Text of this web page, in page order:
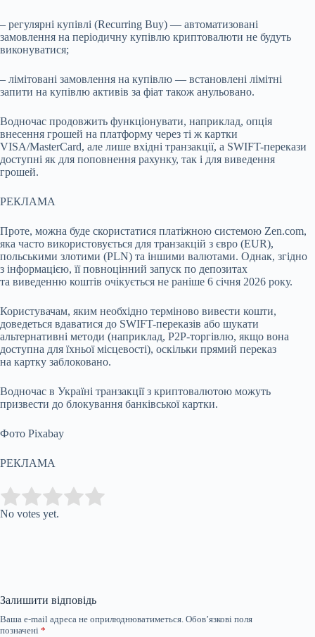
– регулярні купівлі (Recurring Buy) — автоматизовані
замовлення на періодичну купівлю криптовалюти не будуть
виконуватися;
– лімітовані замовлення на купівлю — встановлені лімітні
запити на купівлю активів за фіат також анульовано.
Водночас продовжить функціонувати, наприклад, опція
внесення грошей на платформу через ті ж картки
VISA/MasterCard, але лише вхідні транзакції, а SWIFT-перекази
доступні як для поповнення рахунку, так і для виведення
грошей.
РЕКЛАМА
Проте, можна буде скористатися платіжною системою Zen.com,
яка часто використовується для транзакцій з євро (EUR),
польськими злотими (PLN) та іншими валютами. Однак, згідно
з інформацією, її повноцінний запуск по депозитах
та виведенню коштів очікується не раніше 6 січня 2026 року.
Користувачам, яким необхідно терміново вивести кошти,
доведеться вдаватися до SWIFT-переказів або шукати
альтернативні методи (наприклад, P2P-торгівлю, якщо вона
доступна для їхньої місцевості), оскільки прямий переказ
на картку заблоковано.
Водночас в Україні транзакції з криптовалютою можуть
призвести до блокування банківської картки.
Фото Pixabay
РЕКЛАМА
Rate this item:
No votes yet.
Залишити відповідь
Ваша e-mail адреса не оприлюднюватиметься. Обов’язкові поля
позначені *